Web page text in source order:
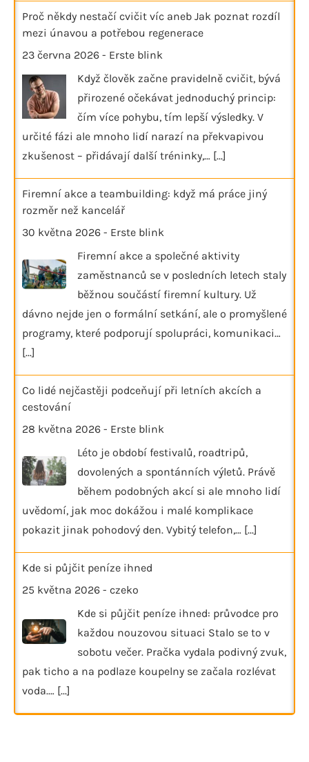
Proč někdy nestačí cvičit víc aneb Jak poznat rozdíl
mezi únavou a potřebou regenerace
23 června 2026 - Erste blink
Když člověk začne pravidelně cvičit, bývá
přirozené očekávat jednoduchý princip:
čím více pohybu, tím lepší výsledky. V
určité fázi ale mnoho lidí narazí na překvapivou
zkušenost – přidávají další tréninky,… [...]
Firemní akce a teambuilding: když má práce jiný
rozměr než kancelář
30 května 2026 - Erste blink
Firemní akce a společné aktivity
zaměstnanců se v posledních letech staly
běžnou součástí firemní kultury. Už
dávno nejde jen o formální setkání, ale o promyšlené
programy, které podporují spolupráci, komunikaci…
[...]
Co lidé nejčastěji podceňují při letních akcích a
cestování
28 května 2026 - Erste blink
Léto je období festivalů, roadtripů,
dovolených a spontánních výletů. Právě
během podobných akcí si ale mnoho lidí
uvědomí, jak moc dokážou i malé komplikace
pokazit jinak pohodový den. Vybitý telefon,… [...]
Kde si půjčit peníze ihned
25 května 2026 - czeko
Kde si půjčit peníze ihned: průvodce pro
každou nouzovou situaci Stalo se to v
sobotu večer. Pračka vydala podivný zvuk,
pak ticho a na podlaze koupelny se začala rozlévat
voda.… [...]